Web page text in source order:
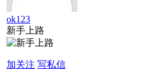
ok123
新手上路
加关注 写私信